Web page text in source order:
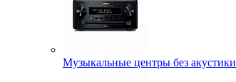
Музыкальные центры без акустики